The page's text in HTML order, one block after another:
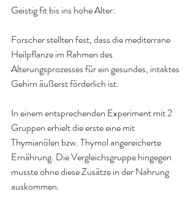
Geistig fit bis ins hohe Alter:
Forscher stellten fest, dass die mediterrane
Heilpflanze im Rahmen des
Alterungsprozesses für ein gesundes, intaktes
Gehirn äußerst förderlich ist.
In einem entsprechenden Experiment mit 2
Gruppen erhielt die erste eine mit
Thymianölen bzw. Thymol angereicherte
Ernährung. Die Vergleichsgruppe hingegen
musste ohne diese Zusätze in der Nahrung
auskommen.